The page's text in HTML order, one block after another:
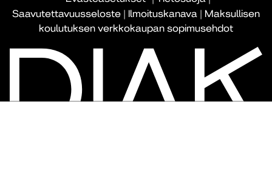
Saavutettavuusseloste | Ilmoituskanava | Maksullisen
koulutuksen verkkokaupan sopimusehdot